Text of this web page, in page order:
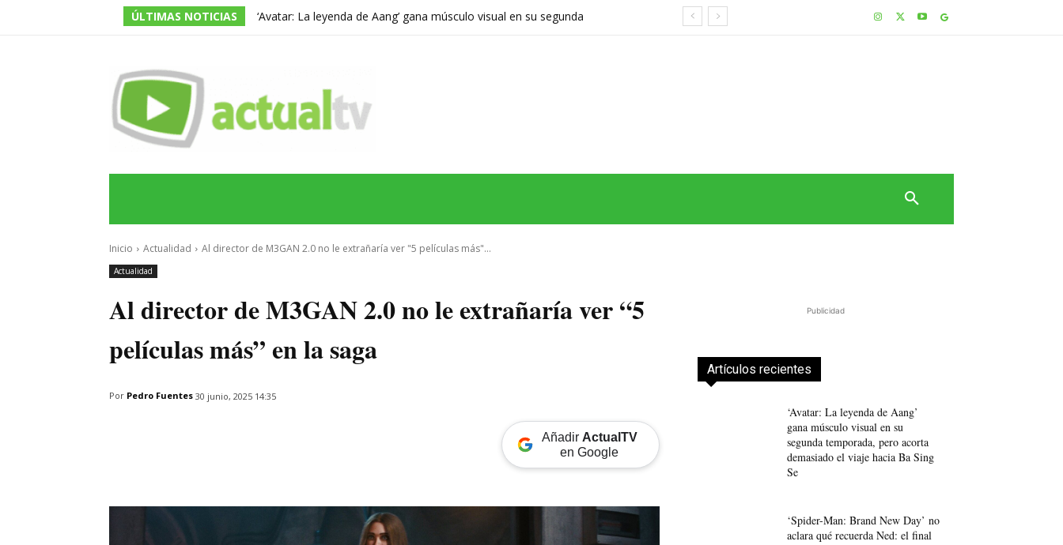
ÚLTIMAS NOTICIAS
‘Avatar: La leyenda de Aang’ gana músculo visual en su segunda
Inicio Actualidad Al director de M3GAN 2.0 no le extrañaría ver "5 películas más"...
Actualidad
Al director de M3GAN 2.0 no le extrañaría ver “5
películas más” en la saga
Por Pedro Fuentes 30 junio, 2025 14:35
Añadir ActualTV
en Google
Publicidad
Artículos recientes
‘Avatar: La leyenda de Aang’
gana músculo visual en su
segunda temporada, pero acorta
demasiado el viaje hacia Ba Sing
Se
‘Spider-Man: Brand New Day’ no
aclara qué recuerda Ned: el final